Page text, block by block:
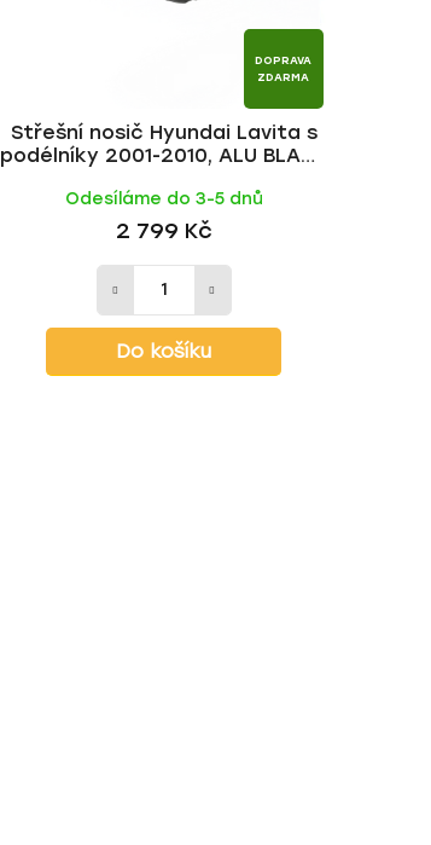
DOPRAVA
ZDARMA
Střešní nosič Hyundai Lavita s
podélníky 2001-2010, ALU BLACK
Odesíláme do 3-5 dnů
2 799 Kč
Do košíku